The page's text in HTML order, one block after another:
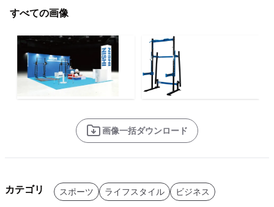
すべての画像
画像一括ダウンロード
カテゴリ スポーツ ライフスタイル ビジネス